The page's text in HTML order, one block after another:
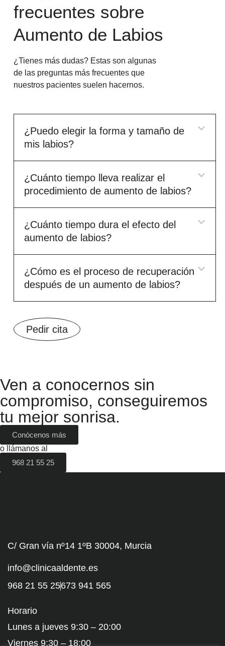
frecuentes sobre
Aumento de Labios
¿Tienes más dudas? Estas son algunas
de las preguntas más frecuentes que
nuestros pacientes suelen hacernos.
¿Puedo elegir la forma y tamaño de
mis labios?
¿Cuánto tiempo lleva realizar el
procedimiento de aumento de labios?
¿Cuánto tiempo dura el efecto del
aumento de labios?
¿Cómo es el proceso de recuperación
después de un aumento de labios?
Pedir cita
Ven a conocernos sin
compromiso, conseguiremos
tu mejor sonrisa.
Conócenos más
o llámanos al
968 21 55 25
C/ Gran vía nº14 1ºB 30004, Murcia
info@clinicaaldente.es
968 21 55 25673 941 565
Horario
Lunes a jueves 9:30 – 20:00
Viernes 9:30 – 18:00